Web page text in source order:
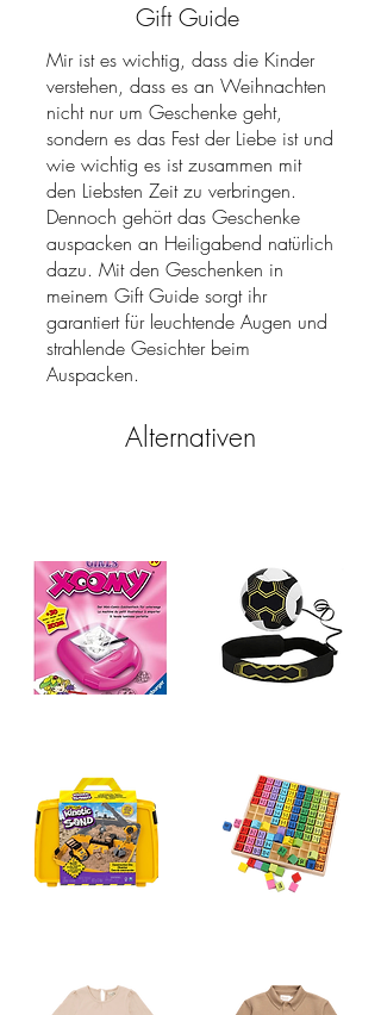
Gift Guide
Mir ist es wichtig, dass die Kinder
verstehen, dass es an Weihnachten
nicht nur um Geschenke geht,
sondern es das Fest der Liebe ist und
wie wichtig es ist zusammen mit
den Liebsten Zeit zu verbringen.
Dennoch gehört das Geschenke
auspacken an Heiligabend natürlich
dazu. Mit den Geschenken in
meinem Gift Guide sorgt ihr
garantiert für leuchtende Augen und
strahlende Gesichter beim
Auspacken.
Alternativen